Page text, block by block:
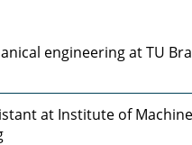
engineering at TU
at Institute of